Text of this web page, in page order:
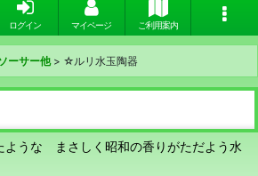
ログイン マイページ ご利用案内
ーサー他 > ☆ルリ水玉陶器
ような まさしく昭和の香りがただよう水